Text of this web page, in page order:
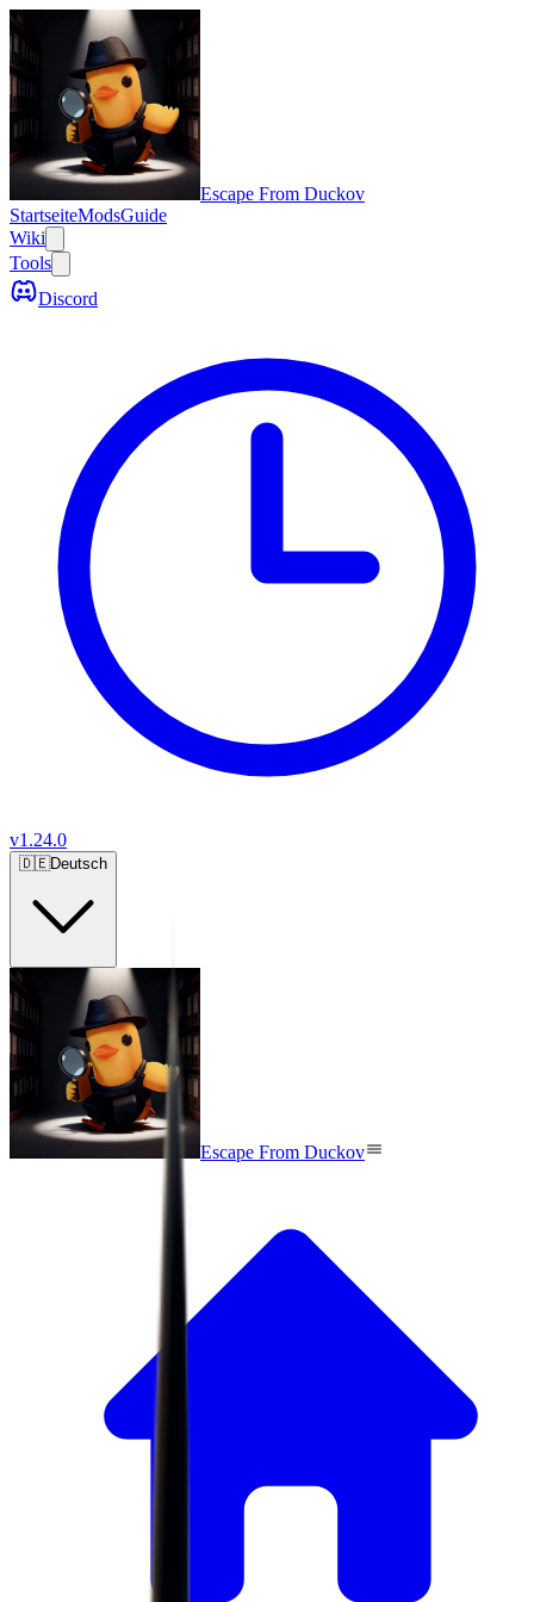
Escape From Duckov
StartseiteModsGuide
Wiki
Tools
Discord
v1.24.0
🇩🇪Deutsch
Escape From Duckov